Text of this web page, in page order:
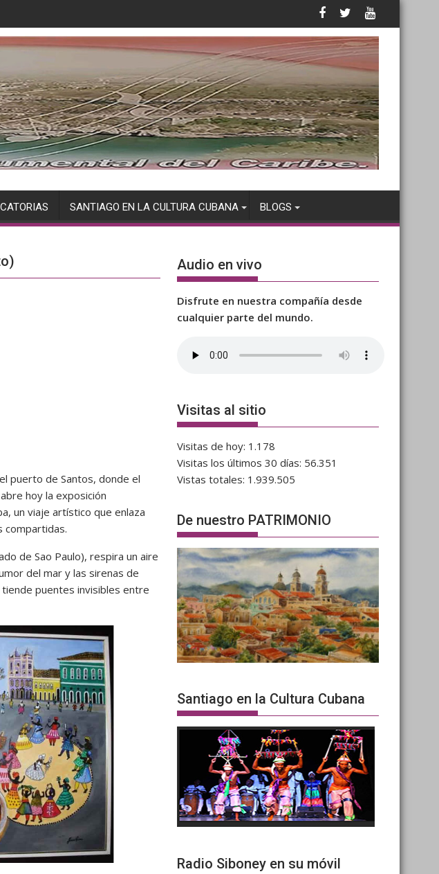
SANTIAGO EN LA CULTURA CUBANA BLOGS
puerto de Santos, donde el
hoy la exposición
un viaje artístico que enlaza
compartidas.
de Sao Paulo), respira un aire
del mar y las sirenas de
puentes invisibles entre
Audio en vivo
Disfrute en nuestra compañía desde
cualquier parte del mundo.
Visitas al sitio
Visitas de hoy: 1.178
Visitas los últimos 30 días: 56.351
Vistas totales: 1.939.505
De nuestro PATRIMONIO
Santiago en la Cultura Cubana
Radio Siboney en su móvil